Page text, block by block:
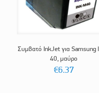
Συμβατό InkJet για Samsung
40, μαύρο
€6.37